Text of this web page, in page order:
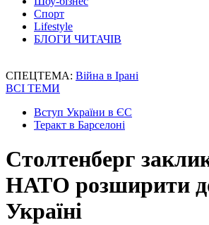
Спорт
Lifestyle
БЛОГИ ЧИТАЧІВ
СПЕЦТЕМА: Війна в Ірані
ВСІ ТЕМИ
Вступ України в ЄС
Теракт в Барселоні
Столтенберг
НАТО розширити
Україні